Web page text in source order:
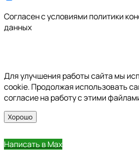
Cогласен с условиями политики
данных
Для улучшения работы сайта мы
cookie. Продолжая использовать
согласие на работу с этими
Хорошо
Написать в Max